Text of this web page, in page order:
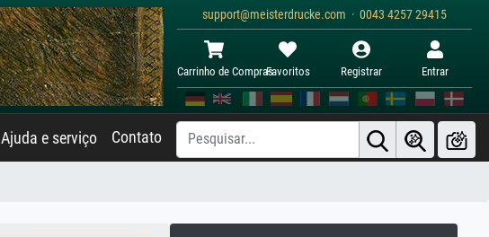
support@meisterdrucke.com · 0043 4257 29415
Carrinho de ComprasFavoritos Registrar Entrar
Ajuda e serviço Contato